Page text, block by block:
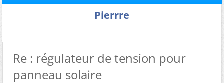
Pierrre
Re : régulateur de tension pour
panneau solaire